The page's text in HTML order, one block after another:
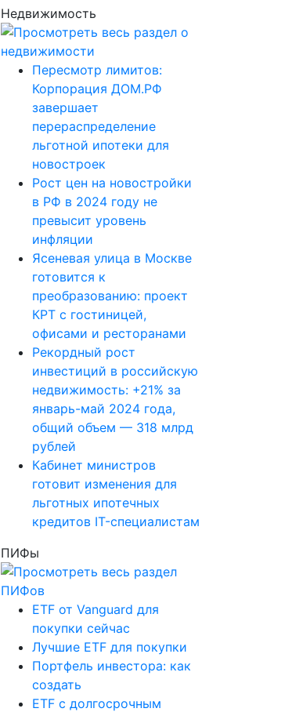
Недвижимость
Пересмотр лимитов:
Корпорация ДОМ.РФ
завершает
перераспределение
льготной ипотеки для
новостроек
Рост цен на новостройки
в РФ в 2024 году не
превысит уровень
инфляции
Ясеневая улица в Москве
готовится к
преобразованию: проект
КРТ с гостиницей,
офисами и ресторанами
Рекордный рост
инвестиций в российскую
недвижимость: +21% за
январь-май 2024 года,
общий объем — 318 млрд
рублей
Кабинет министров
готовит изменения для
льготных ипотечных
кредитов IT-специалистам
ПИФы
ETF от Vanguard для
покупки сейчас
Лучшие ETF для покупки
Портфель инвестора: как
создать
ETF с долгосрочным